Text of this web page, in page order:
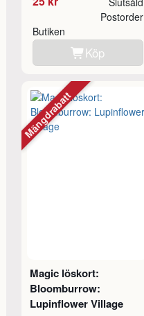
Butiken
Postorder
Köp
Magic löskort:
Bloomburrow:
Lupinflower Village
Mängdrabatt